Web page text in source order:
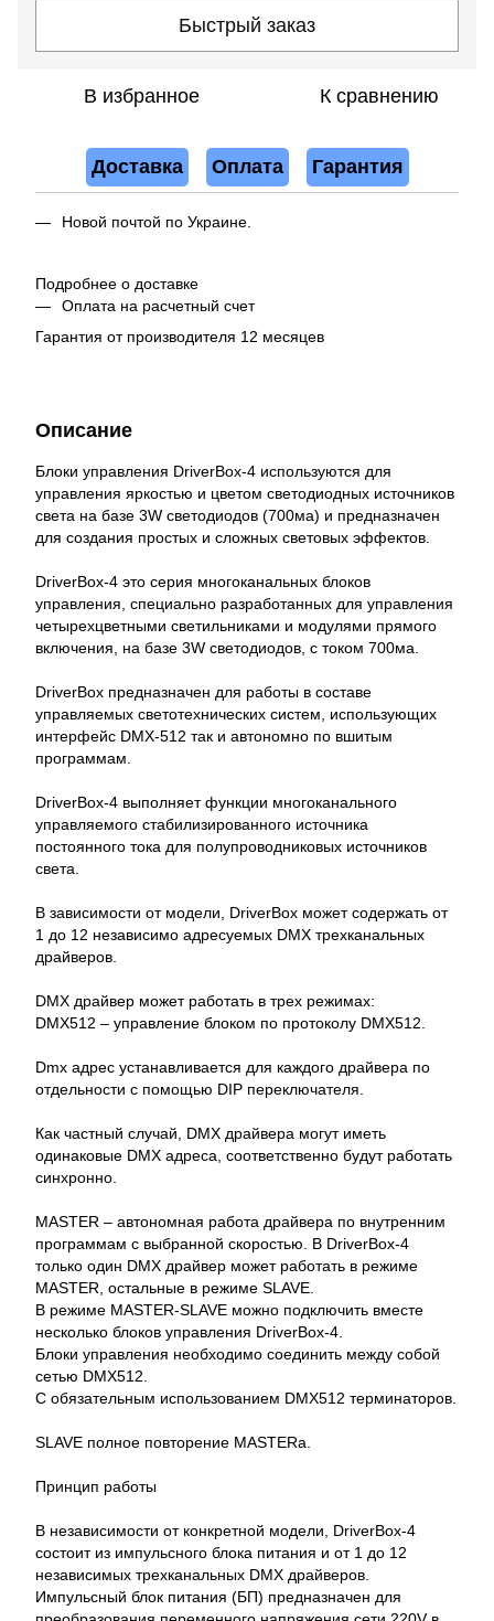
Быстрый заказ
В избранное К сравнению
Доставка Оплата Гарантия
Новой почтой по Украине.
Подробнее о доставке
Оплата на расчетный счет
Гарантия от производителя 12 месяцев
Описание
Блоки управления DriverBox-4 используются для
управления яркостью и цветом светодиодных источников
света на базе 3W светодиодов (700ма) и предназначен
для создания простых и сложных световых эффектов.
DriverBox-4 это серия многоканальных блоков
управления, специально разработанных для управления
четырехцветными светильниками и модулями прямого
включения, на базе 3W светодиодов, с током 700ма.
DriverBox предназначен для работы в составе
управляемых светотехнических систем, использующих
интерфейс DMX-512 так и автономно по вшитым
программам.
DriverBox-4 выполняет функции многоканального
управляемого стабилизированного источника
постоянного тока для полупроводниковых источников
света.
В зависимости от модели, DriverBox может содержать от
1 до 12 независимо адресуемых DMX трехканальных
драйверов.
DMX драйвер может работать в трех режимах:
DMX512 – управление блоком по протоколу DMX512.
Dmx адрес устанавливается для каждого драйвера по
отдельности с помощью DIP переключателя.
Как частный случай, DMX драйвера могут иметь
одинаковые DMX адреса, соответственно будут работать
синхронно.
MASTER – автономная работа драйвера по внутренним
программам с выбранной скоростью. В DriverBox-4
только один DMX драйвер может работать в режиме
MASTER, остальные в режиме SLAVE.
В режиме MASTER-SLAVE можно подключить вместе
несколько блоков управления DriverBox-4.
Блоки управления необходимо соединить между собой
сетью DMX512.
С обязательным использованием DMX512 терминаторов.
SLAVE полное повторение MASTERа.
Принцип работы
В независимости от конкретной модели, DriverBox-4
состоит из импульсного блока питания и от 1 до 12
независимых трехканальных DMX драйверов.
Импульсный блок питания (БП) предназначен для